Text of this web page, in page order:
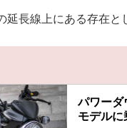
延長線上にある存在と
パワーダ
モデルに